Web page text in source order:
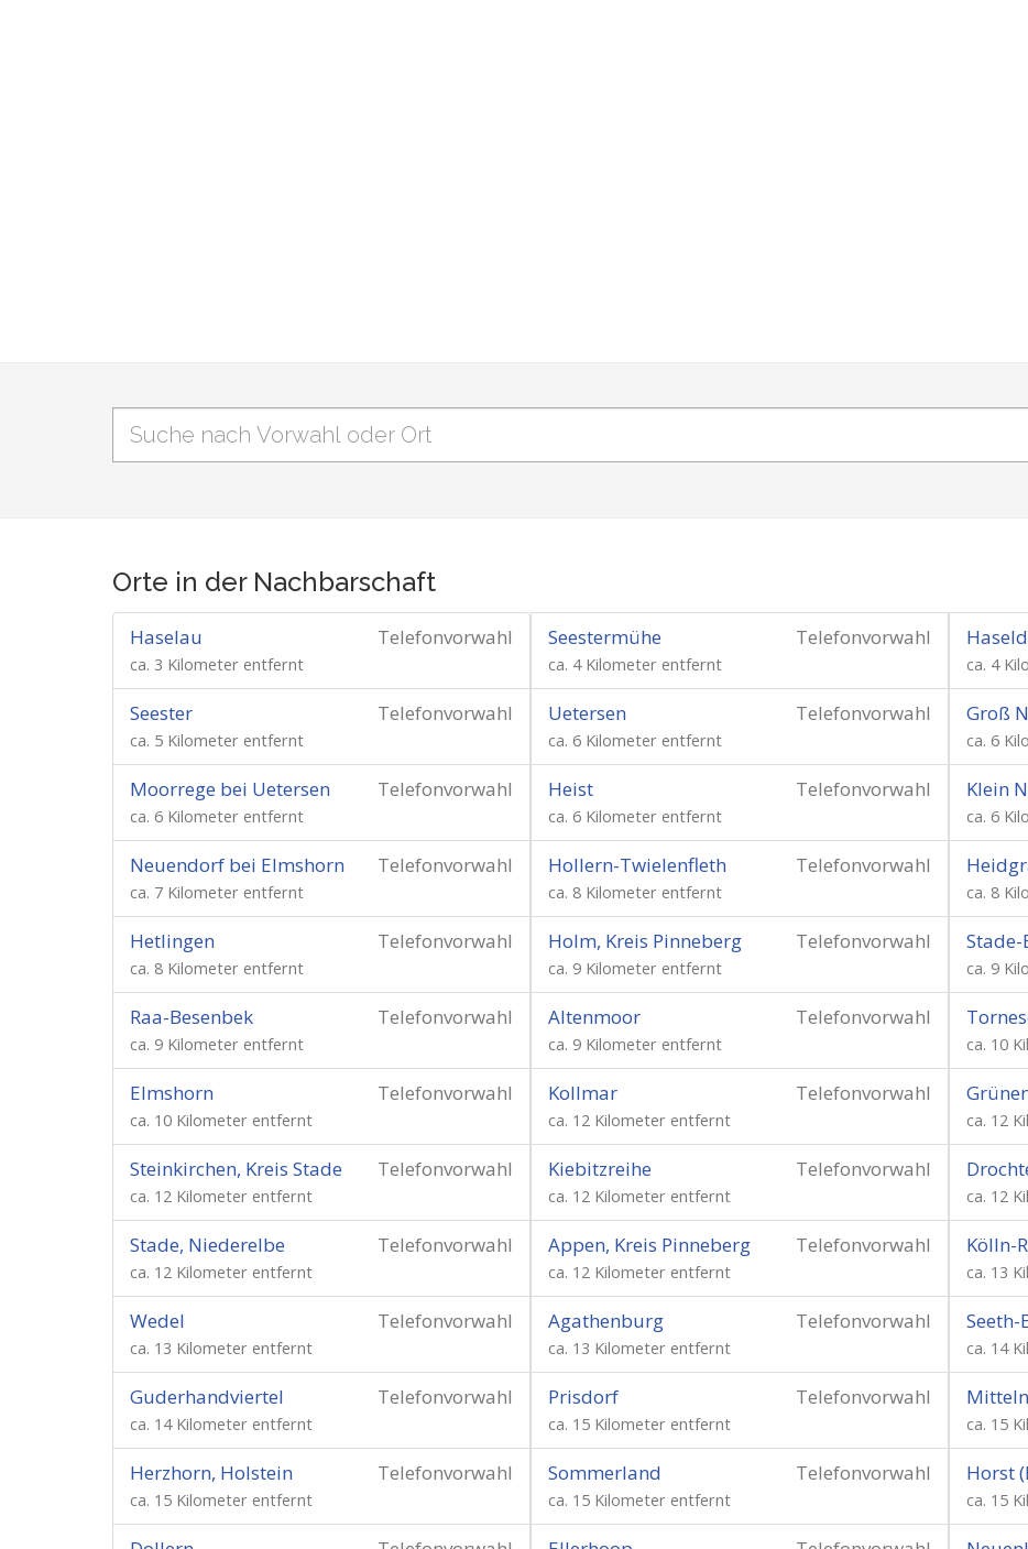
Orte in der Nachbarschaft
Telefonvorwahl
Haselau
ca. 3 Kilometer entfernt
Telefonvorwahl
Seestermühe
ca. 4 Kilometer entfernt ca. 4
Telefonvorwahl
Seester
ca. 5 Kilometer entfernt
Telefonvorwahl
Uetersen
ca. 6 Kilometer entfernt
Groß
ca. 6
Telefonvorwahl
Moorrege bei Uetersen
ca. 6 Kilometer entfernt
Telefonvorwahl
Heist
ca. 6 Kilometer entfernt
Klein
ca. 6
Telefonvorwahl
Neuendorf bei Elmshorn
ca. 7 Kilometer entfernt
Telefonvorwahl
Hollern-Twielenfleth
ca. 8 Kilometer entfernt ca. 8
Telefonvorwahl
Hetlingen
ca. 8 Kilometer entfernt
Telefonvorwahl
Holm, Kreis Pinneberg
ca. 9 Kilometer entfernt ca. 9
Telefonvorwahl
Raa-Besenbek
ca. 9 Kilometer entfernt
Telefonvorwahl
Altenmoor
ca. 9 Kilometer entfernt ca. 10
Telefonvorwahl
Elmshorn
ca. 10 Kilometer entfernt
Telefonvorwahl
Kollmar
ca. 12 Kilometer entfernt ca. 12
Telefonvorwahl
Steinkirchen, Kreis Stade
ca. 12 Kilometer entfernt
Telefonvorwahl
Kiebitzreihe
ca. 12 Kilometer entfernt ca. 12
Telefonvorwahl
Stade, Niederelbe
ca. 12 Kilometer entfernt
Telefonvorwahl
Appen, Kreis Pinneberg
ca. 12 Kilometer entfernt
Kölln-
ca. 13
Telefonvorwahl
Wedel
ca. 13 Kilometer entfernt
Telefonvorwahl
Agathenburg
ca. 13 Kilometer entfernt
Seeth-
ca. 14
Telefonvorwahl
Guderhandviertel
ca. 14 Kilometer entfernt
Telefonvorwahl
Prisdorf
ca. 15 Kilometer entfernt ca. 15
Telefonvorwahl
Herzhorn, Holstein
ca. 15 Kilometer entfernt
Telefonvorwahl
Sommerland
ca. 15 Kilometer entfernt
Horst
ca. 15